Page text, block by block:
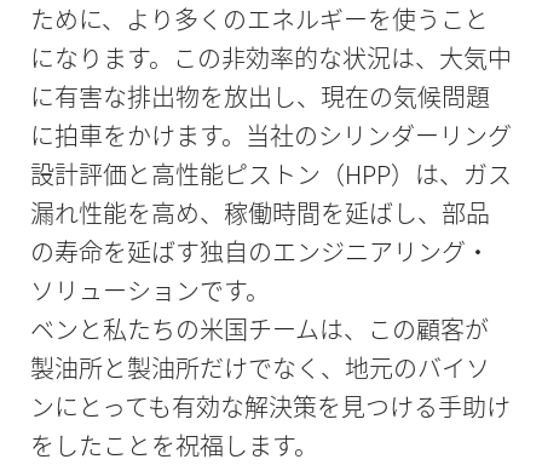
ために、より多くのエネルギーを使うこと
になります。この非効率的な状況は、大気中
に有害な排出物を放出し、現在の気候問題
に拍車をかけます。当社のシリンダーリング
設計評価と高性能ピストン（HPP）は、ガス
漏れ性能を高め、稼働時間を延ばし、部品
の寿命を延ばす独自のエンジニアリング・
ソリューションです。
ベンと私たちの米国チームは、この顧客が
製油所と製油所だけでなく、地元のバイソ
ンにとっても有効な解決策を見つける手助け
をしたことを祝福します。